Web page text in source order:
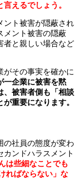
えるでしょう。
ント被害が隠蔽され
メント被害の隠蔽
者と親しい場合など
がその事実を確かに
一企業に被害を黙
、被害者側も「相談
重要になります。
の社員の態度が変わ
カンドハラスメント
は些細なことでも
ればならない」な